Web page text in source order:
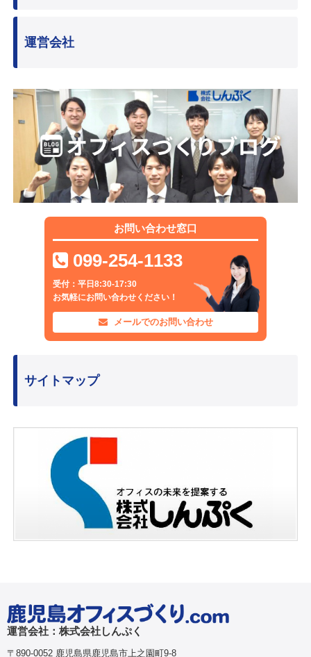
運営会社
お問い合わせ窓口
099-254-1133
受付：平日8:30-17:30
お気軽にお問い合わせください！
メールでのお問い合わせ
サイトマップ
運営会社：株式会社しんぷく
〒890-0052 鹿児島県鹿児島市上之園町9-8